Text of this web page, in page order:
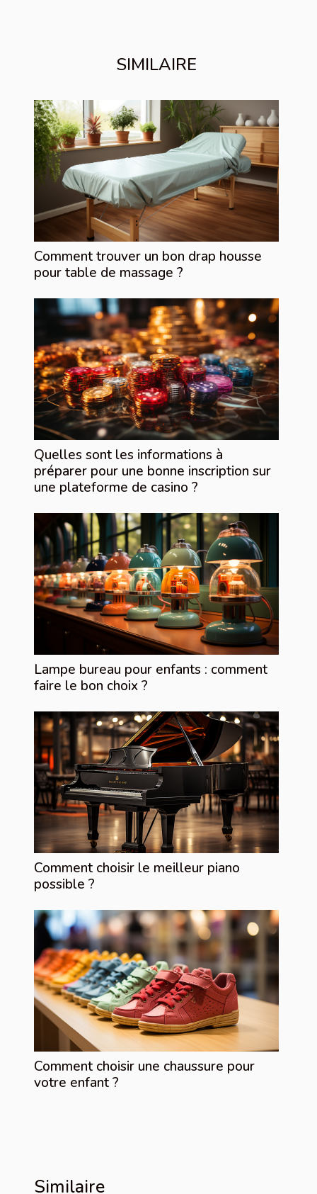
SIMILAIRE
Comment trouver un bon drap housse
pour table de massage ?
Quelles sont les informations à
préparer pour une bonne inscription sur
une plateforme de casino ?
Lampe bureau pour enfants : comment
faire le bon choix ?
Comment choisir le meilleur piano
possible ?
Comment choisir une chaussure pour
votre enfant ?
Similaire